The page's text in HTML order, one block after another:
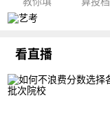
看直播